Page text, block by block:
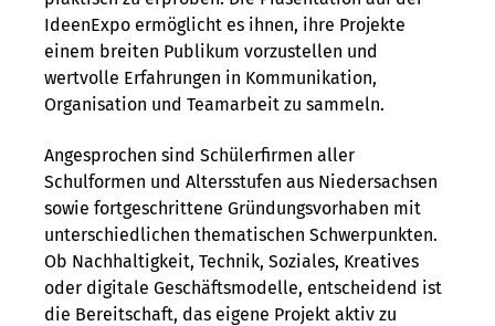
IdeenExpo ermöglicht es ihnen, ihre Projekte
einem breiten Publikum vorzustellen und
wertvolle Erfahrungen in Kommunikation,
Organisation und Teamarbeit zu sammeln.
Angesprochen sind Schülerfirmen aller
Schulformen und Altersstufen aus Niedersachsen
sowie fortgeschrittene Gründungsvorhaben mit
unterschiedlichen thematischen Schwerpunkten.
Ob Nachhaltigkeit, Technik, Soziales, Kreatives
oder digitale Geschäftsmodelle, entscheidend ist
die Bereitschaft, das eigene Projekt aktiv zu